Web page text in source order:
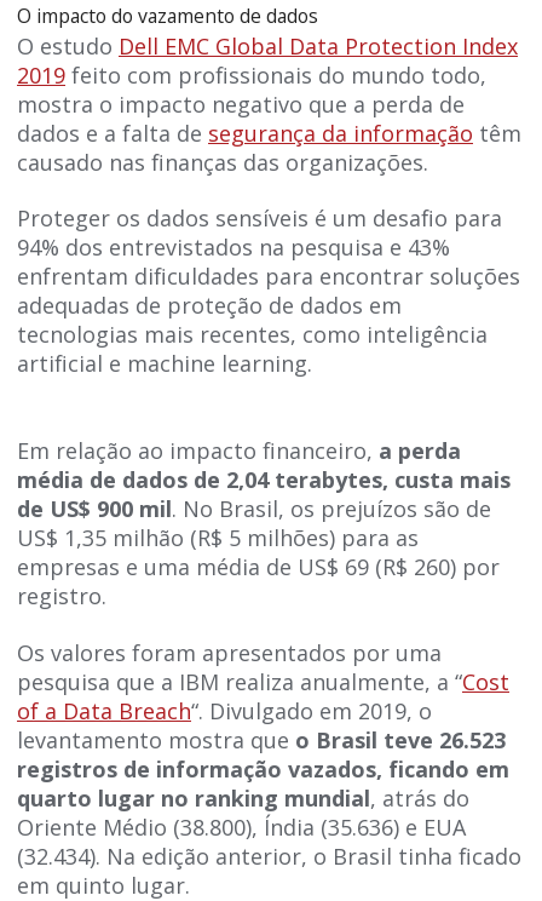
O impacto do vazamento de dados
O estudo Dell EMC Global Data Protection Index
2019 feito com profissionais do mundo todo,
mostra o impacto negativo que a perda de
dados e a falta de segurança da informação têm
causado nas finanças das organizações.
Proteger os dados sensíveis é um desafio para
94% dos entrevistados na pesquisa e 43%
enfrentam dificuldades para encontrar soluções
adequadas de proteção de dados em
tecnologias mais recentes, como inteligência
artificial e machine learning.
Em relação ao impacto financeiro, a perda
média de dados de 2,04 terabytes, custa mais
de US$ 900 mil. No Brasil, os prejuízos são de
US$ 1,35 milhão (R$ 5 milhões) para as
empresas e uma média de US$ 69 (R$ 260) por
registro.
Os valores foram apresentados por uma
pesquisa que a IBM realiza anualmente, a “Cost
of a Data Breach“. Divulgado em 2019, o
levantamento mostra que o Brasil teve 26.523
registros de informação vazados, ficando em
quarto lugar no ranking mundial, atrás do
Oriente Médio (38.800), Índia (35.636) e EUA
(32.434). Na edição anterior, o Brasil tinha ficado
em quinto lugar.